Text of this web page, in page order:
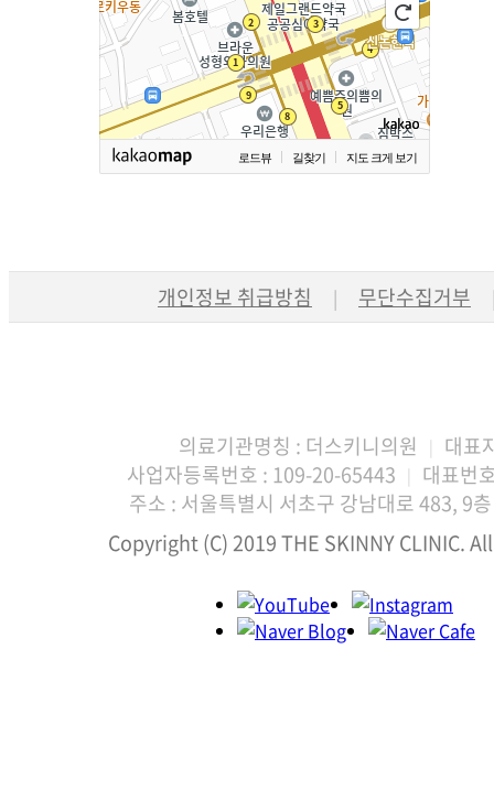
로드뷰 길찾기 지도 크게 보기
개인정보 취급방침 | 무단수집거부
의료기관명칭 : 더스키니의원 |
대표
사업자등록번호 : 109-20-65443 |
대표번
주소 : 서울특별시 서초구 강남대로 483, 9
Copyright (C) 2019 THE SKINNY CLINIC.